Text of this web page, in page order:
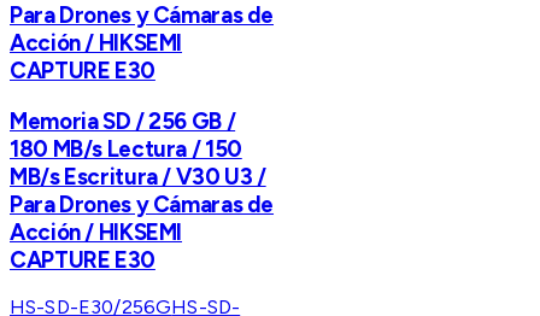
Para Drones y Cámaras de
Acción / HIKSEMI
CAPTURE E30
Memoria SD / 256 GB /
180 MB/s Lectura / 150
MB/s Escritura / V30 U3 /
Para Drones y Cámaras de
Acción / HIKSEMI
CAPTURE E30
HS-SD-E30/256GHS-SD-